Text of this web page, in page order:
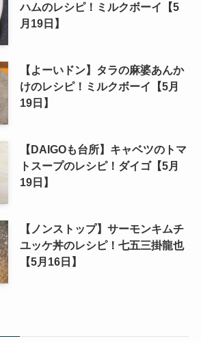
ハムのレシピ！ミルクボーイ【5
月19日】
【よーいドン】タラの麻婆あんか
けのレシピ！ミルクボーイ【5月
19日】
【DAIGOも台所】キャベツのトマ
トスープのレシピ！ダイゴ【5月
19日】
【ノンストップ】サーモンキムチ
ユッケ丼のレシピ！七五三掛龍也
【5月16日】